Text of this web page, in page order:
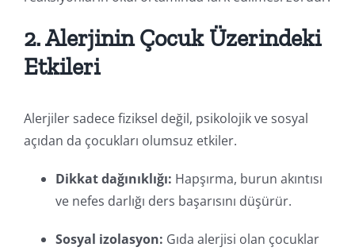
2. Alerjinin Çocuk Üzerindeki
Etkileri
Alerjiler sadece fiziksel değil, psikolojik ve sosyal
açıdan da çocukları olumsuz etkiler.
Dikkat dağınıklığı: Hapşırma, burun akıntısı
ve nefes darlığı ders başarısını düşürür.
Sosyal izolasyon: Gıda alerjisi olan çocuklar